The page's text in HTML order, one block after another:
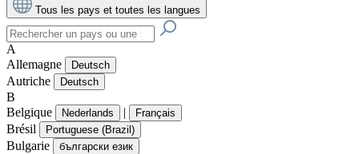
Tous les pays et toutes les langues
A
Allemagne
Deutsch
Autriche Deutsch
B
Belgique
Nederlands | Français
Brésil Portuguese (Brazil)
Bulgarie български език